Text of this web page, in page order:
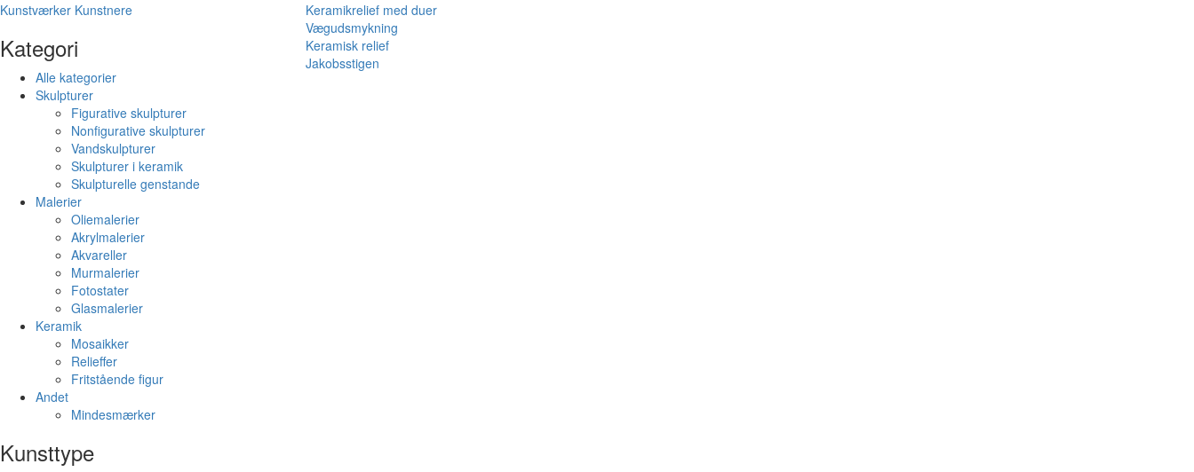
Kunstværker Kunstnere
Kategori
Alle kategorier
Skulpturer
Figurative skulpturer
Nonfigurative skulpturer
Vandskulpturer
Skulpturer i keramik
Skulpturelle genstande
Malerier
Oliemalerier
Akrylmalerier
Akvareller
Murmalerier
Fotostater
Glasmalerier
Keramik
Mosaikker
Relieffer
Fritstående figur
Andet
Mindesmærker
Kunsttype
Keramikrelief med duer
Vægudsmykning
Keramisk relief
Jakobsstigen